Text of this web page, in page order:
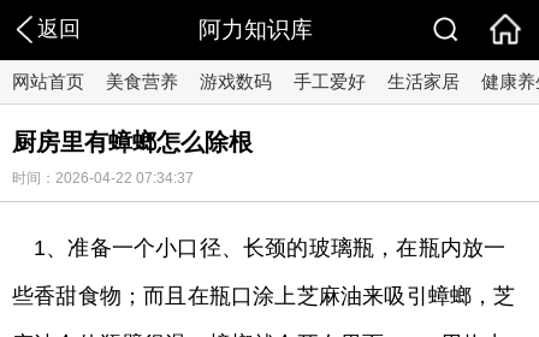
返回 阿力知识库
网站首页 美食营养 游戏数码 手工爱好 生活家居 健康养
厨房里有蟑螂怎么除根
时间：2026-04-22 07:34:37
1、准备一个小口径、长颈的玻璃瓶，在瓶内放一
些香甜食物；而且在瓶口涂上芝麻油来吸引蟑螂，芝